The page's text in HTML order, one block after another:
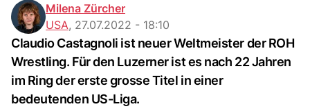
Milena Zürcher
USA, 27.07.2022 - 18:10
Claudio Castagnoli ist neuer Weltmeister der ROH
Wrestling. Für den Luzerner ist es nach 22 Jahren
im Ring der erste grosse Titel in einer
bedeutenden US-Liga.